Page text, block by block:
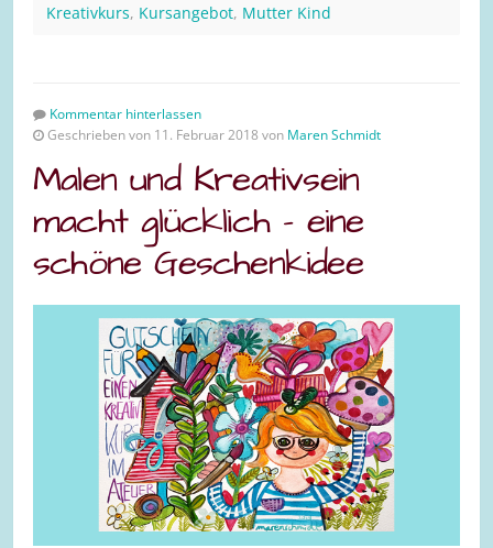
Kreativkurs, Kursangebot, Mutter Kind
Kommentar hinterlassen
Geschrieben von 11. Februar 2018 von Maren Schmidt
Malen und Kreativsein
macht glücklich – eine
schöne Geschenkidee